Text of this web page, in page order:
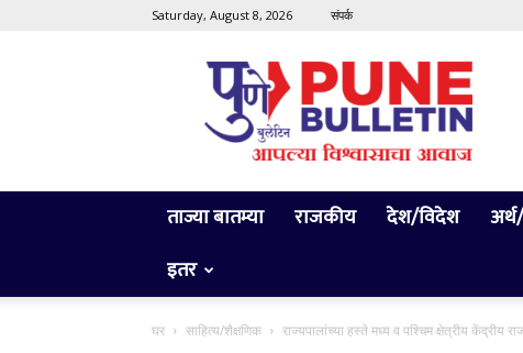
Saturday, August 8, 2026 संपर्क
Pune
Bulletin
ताज्या बातम्या राजकीय देश/विदेश
इतर
घर साहित्य/शैक्षणिक राज्यपालांच्या हस्ते मध्य व पश्चिम क्षेत्रीय केंद्रीय